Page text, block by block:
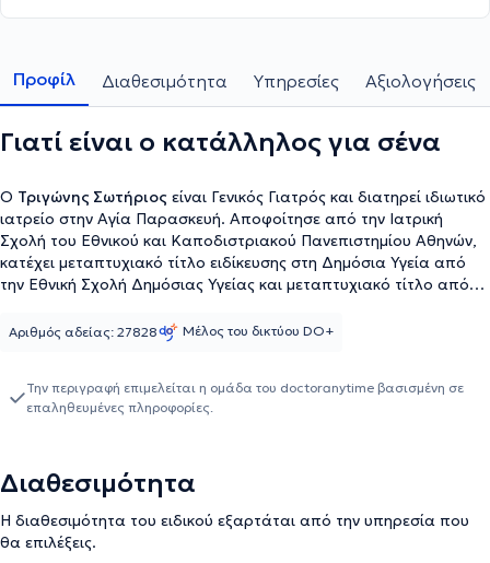
Προφίλ Διαθεσιμότητα Υπηρεσίες Αξιολογήσεις
Γιατί είναι ο κατάλληλος για σένα
Ο Τριγώνης Σωτήριος είναι Γενικός Γιατρός και διατηρεί ιδιωτικό
ιατρείο στην Αγία Παρασκευή. Αποφοίτησε από την Ιατρική
Σχολή του Εθνικού και Καποδιστριακού Πανεπιστημίου Αθηνών,
κατέχει μεταπτυχιακό τίτλο ειδίκευσης στη Δημόσια Υγεία από
την Εθνική Σχολή Δημόσιας Υγείας και μεταπτυχιακό τίτλο από
εμπειρία στην αντιμετώπιση επειγόντων περιστατικών, στην
παχυσαρκία, ενώ εφαρμόζει και την ιατρική μέθοδο διαχείρισης
βάρους Eurodiet. Παράλληλα με το ιδιωτικό του ιατρείο, είναι
υπεύθυνος επειγόντων περιστατικών στην Πολυκλινική του
Ολυμπιακού χωριού και Επιστημονικά Υπεύθυνος στο Κέντρο
Υγείας Κερατέας. Τέλος, μέχρι σήμερα συνεργάζεται με πολλές
ιδιωτικές κλινικές.
Αριθμός αδείας: 27828 Μέλος του δικτύου DO+
Την περιγραφή επιμελείται η ομάδα του doctoranytime βασισμένη σε
επαληθευμένες πληροφορίες.
Διαθεσιμότητα
Η διαθεσιμότητα του ειδικού εξαρτάται από την υπηρεσία που
θα επιλέξεις.